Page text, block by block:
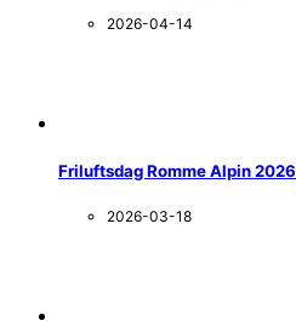
2026-04-14
Friluftsdag Romme Alpin 2026
2026-03-18